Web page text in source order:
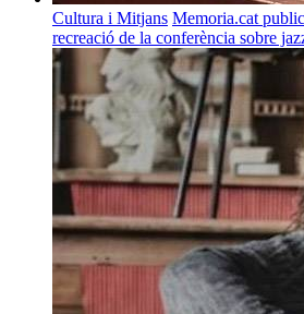
Cultura i Mitjans Memoria.cat
recreació de la conferència sobre